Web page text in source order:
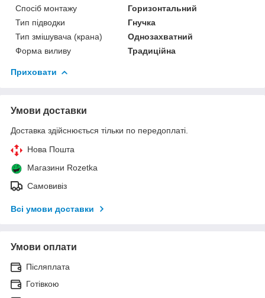
Спосіб монтажу
Горизонтальний
Тип підводки
Гнучка
Тип змішувача (крана)
Однозахватний
Форма виливу
Традиційна
Приховати
Умови доставки
Доставка здійснюється тільки по передоплаті.
Нова Пошта
Магазини Rozetka
Самовивіз
Всі умови доставки
Умови оплати
Післяплата
Готівкою